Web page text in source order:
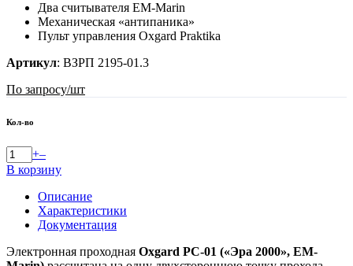
Два считывателя EM-Marin
Механическая «антипаника»
Пульт управления Oxgard Praktika
Артикул: ВЗРП 2195-01.3
По запросу/шт
Кол-во
+–
В корзину
Описание
Характеристики
Документация
Электронная проходная Oxgard РС-01 («Эра 2000», EM-